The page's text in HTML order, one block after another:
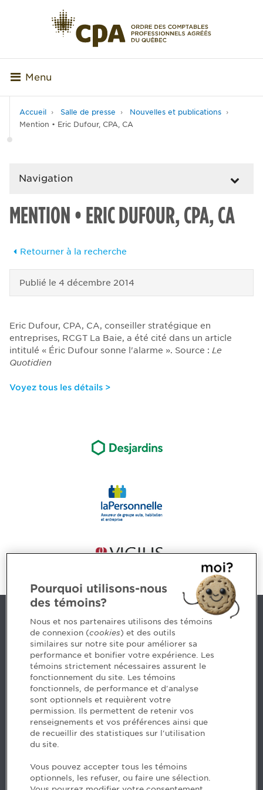
Menu
Accueil Salle de presse
Nouvelles et publications
Mention • Eric Dufour, CPA, CA
Navigation
MENTION • ERIC DUFOUR, CPA, CA
Retourner à la recherche
Publié le 4 décembre 2014
Eric Dufour, CPA, CA, conseiller stratégique en
entreprises, RCGT La Baie, a été cité dans un article
intitulé « Éric Dufour sonne l'alarme ». Source : Le
Quotidien
Voyez tous les détails >
Nous joindre
5, Place Ville Marie, bureau 800, Montréal (Québec)
H3B 2G2
www.cpaquebec.ca
Des questions? Faites appel à notre équipe >
Envie de mettre de l’Ordre dans votre carrière? Voyez
les postes disponibles >
Facebook - Devenir CPA
Instagram
Pourquoi utilisons-nous
des témoins?
Nous et nos partenaires utilisons des témoins
de connexion (cookies) et des outils
similaires sur notre site pour améliorer sa
performance et bonifier votre expérience. Les
témoins strictement nécessaires assurent le
fonctionnement du site. Les témoins
fonctionnels, de performance et d'analyse
sont optionnels et requièrent votre
permission. Ils permettent de retenir vos
renseignements et vos préférences ainsi que
de recueillir des statistiques sur l'utilisation
du site.
Vous pouvez accepter tous les témoins
optionnels, les refuser, ou faire une sélection.